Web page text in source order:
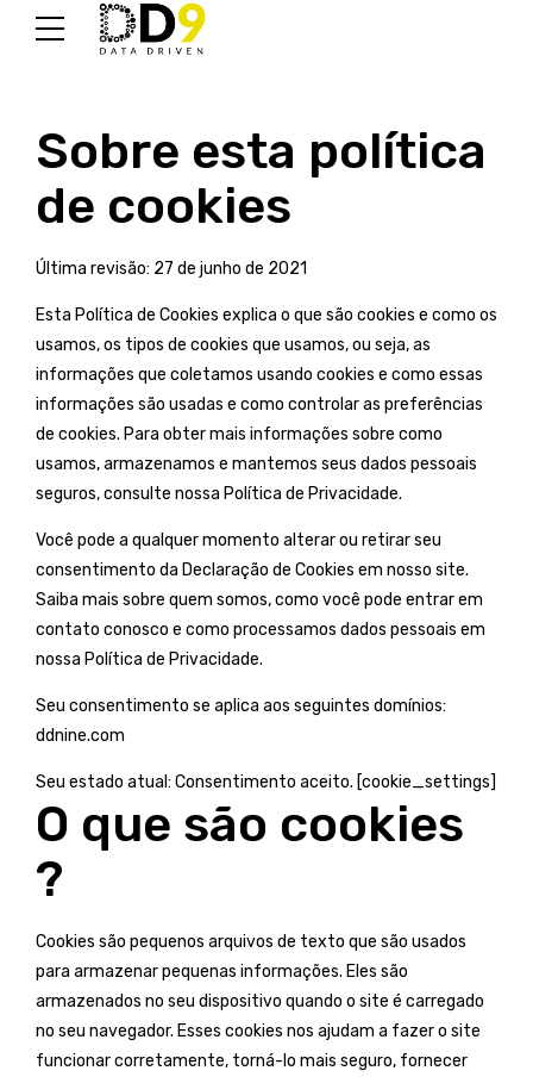
Sobre esta política
de cookies
Última revisão: 27 de junho de 2021
Esta Política de Cookies explica o que são cookies e como os
usamos, os tipos de cookies que usamos, ou seja, as
informações que coletamos usando cookies e como essas
informações são usadas e como controlar as preferências
de cookies. Para obter mais informações sobre como
usamos, armazenamos e mantemos seus dados pessoais
seguros, consulte nossa Política de Privacidade.
Você pode a qualquer momento alterar ou retirar seu
consentimento da Declaração de Cookies em nosso site.
Saiba mais sobre quem somos, como você pode entrar em
contato conosco e como processamos dados pessoais em
nossa Política de Privacidade.
Seu consentimento se aplica aos seguintes domínios:
ddnine.com
Seu estado atual: Consentimento aceito. [cookie_settings]
O que são cookies
?
Cookies são pequenos arquivos de texto que são usados ​​
para armazenar pequenas informações. Eles são
armazenados no seu dispositivo quando o site é carregado
no seu navegador. Esses cookies nos ajudam a fazer o site
funcionar corretamente, torná-lo mais seguro, fornecer